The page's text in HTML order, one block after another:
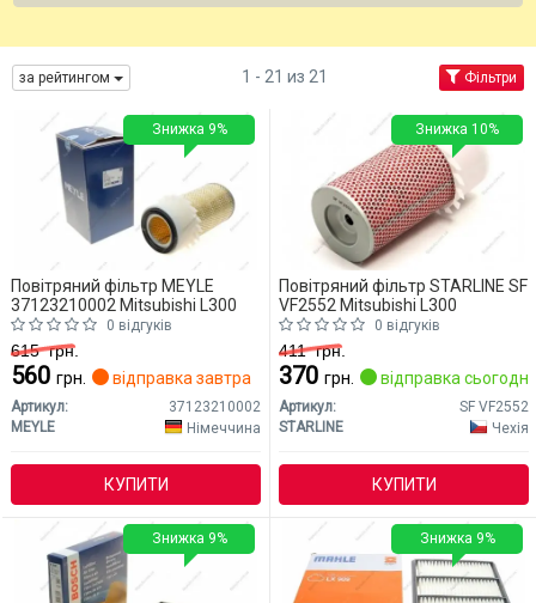
за рейтингом 1 - 21 из 21 Фільтри
Повітряний фільтр MEYLE
37123210002 Mitsubishi L300
0 відгуків
615грн.
560 грн. відправка завтра
Артикул:
37123210002
MEYLE
Німеччина
КУПИТИ
Знижка 9%
Повітряний фільтр STARLINE SF
VF2552 Mitsubishi L300
0 відгуків
411грн.
370 грн. відправка сьогодні
Артикул:
SF VF2552
STARLINE
Чехія
КУПИТИ
Знижка 10%
Знижка 9% Знижка 9%